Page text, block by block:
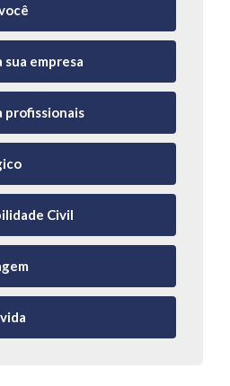
sua empresa
profissionais
Civil